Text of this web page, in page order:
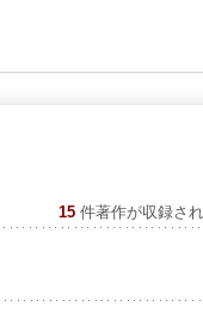
15 件著作が収録され